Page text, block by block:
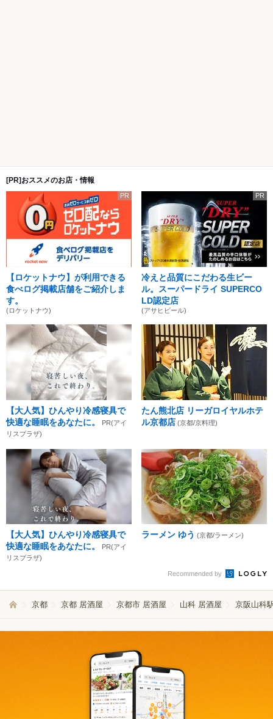
[PR]おススメのお店・情報
PR
【ロケットナウ】が利用できる
食べログ掲載店舗をご紹介しま
す。
(ロケットナウ)
PR
冷えと品質にこだわる生ビー
ル。スーパードライ SUPERCO
LD認定店
(アサヒビール)
【大人気】ひんやり冷感寝具で
快適な睡眠をあなたに。
PR(アイ
リスプラザ)
たん熊北店 リーガロイヤルホテ
ル京都店 (京都/京料理)
【大人気】ひんやり冷感寝具で
快適な睡眠をあなたに。
PR(アイ
リスプラザ)
ラーメン ゆう (京都/ラーメン)
Recommended by
京都 京都 居酒屋 京都市 居酒屋 山科 居酒屋 京阪山科